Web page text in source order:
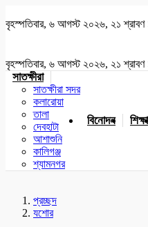
বৃহস্পতিবার, ৬ আগস্ট ২০২৬, ২১
বৃহস্পতিবার, ৬ আগস্ট ২০২৬, ২১
সাতক্ষীরা
সাতক্ষীরা সদর
কলারোয়া
তালা
দেবহাটা
আশাশুনি
কালিগঞ্জ
শ্যামনগর
বিনোদন শিক্ষা
প্রচ্ছদ
যশোর